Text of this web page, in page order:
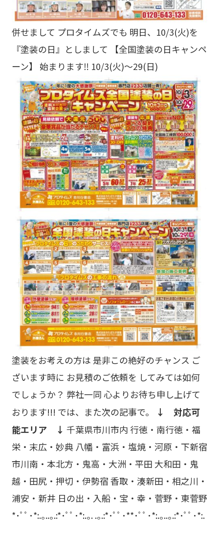
併せまして プロタイムズでも 明日、10/3(火)を
『塗装の日』としまして 【全国塗装の日キャンペ
ーン】 始まります‼ 10/3(火)～29(日)
塗装をお考えの方は 是非この絶好のチャンス ご
ざいます時に お見積のご依頼を してみては如何
でしょうか？ 弊社一同 心よりお待ち申し上げて
おります!!! では、また次の記事で。
↓ 対応可
能エリア ↓ 千葉県市川市内 行徳・南行徳・福
栄・末広・妙典 八幡・富浜・塩焼・河原・下新宿
市川南・本北方・鬼高・大洲・平田 大和田・鬼
越・田尻・押切・伊勢宿 香取・湊新田・相之川・
浦安・新井 日の出・入船・宝・幸・菅野・東菅野
*･ﾟﾟ･*:.｡..｡.:*･ﾟﾟ･*:.｡. .｡.:*･ﾟﾟ･**･ﾟﾟ･*:.｡..｡.:*･ﾟﾟ･*:.